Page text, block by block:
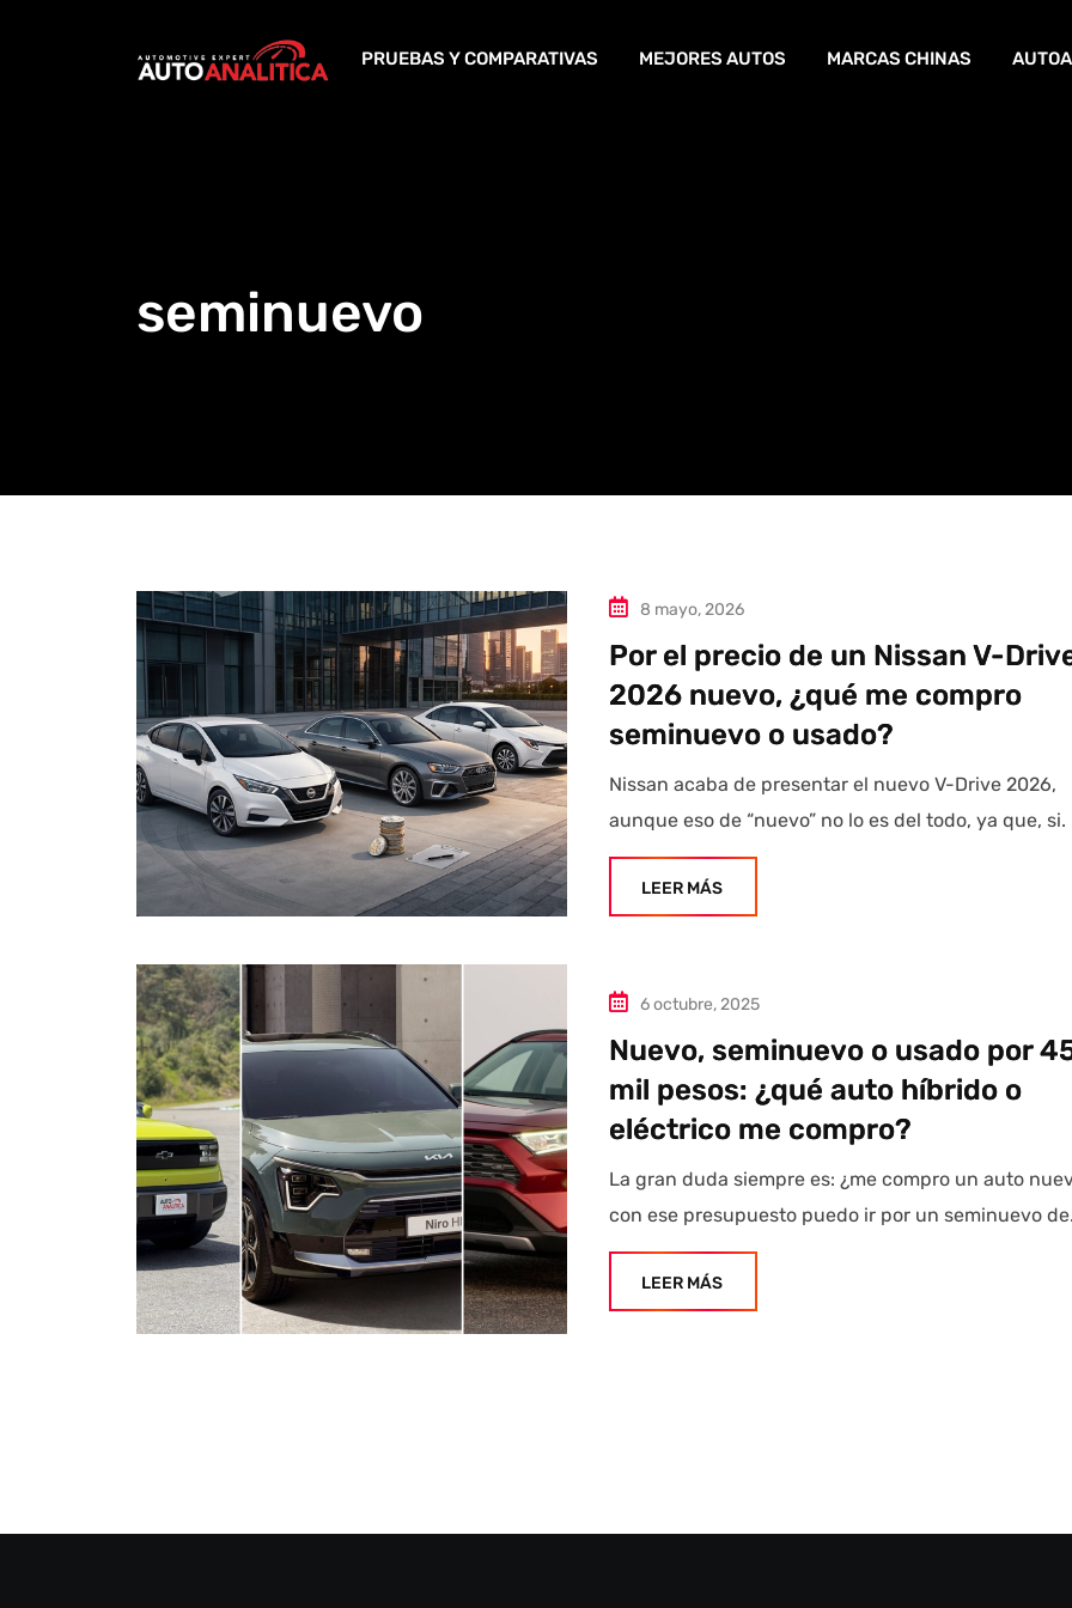
PRUEBAS Y COMPARATIVAS MEJORES AUTOS MARCAS CHINAS
seminuevo
8 mayo, 2026
Por el precio de un Nissan V-
2026 nuevo, ¿qué me compro
seminuevo o usado?
Nissan acaba de presentar el nuevo V-Drive 2026,
aunque eso de “nuevo” no lo es del todo, ya que, si.
LEER MÁS
6 octubre, 2025
Nuevo, seminuevo o usado por
mil pesos: ¿qué auto híbrido o
eléctrico me compro?
La gran duda siempre es: ¿me compro un auto
con ese presupuesto puedo ir por un seminuevo de.
LEER MÁS